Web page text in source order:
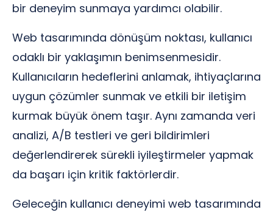
bir deneyim sunmaya yardımcı olabilir.
Web tasarımında dönüşüm noktası, kullanıcı
odaklı bir yaklaşımın benimsenmesidir.
Kullanıcıların hedeflerini anlamak, ihtiyaçlarına
uygun çözümler sunmak ve etkili bir iletişim
kurmak büyük önem taşır. Aynı zamanda veri
analizi, A/B testleri ve geri bildirimleri
değerlendirerek sürekli iyileştirmeler yapmak
da başarı için kritik faktörlerdir.
Geleceğin kullanıcı deneyimi web tasarımında